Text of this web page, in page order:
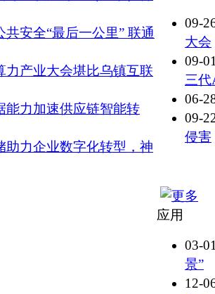
共安全“最后一公里” 联通
力产业大会堪比乌镇互联
能力加速供应链智能转
助力企业数字化转型，神
09-
大会
09-
三
06-
09-
侵害
应用
03-
景”
12-